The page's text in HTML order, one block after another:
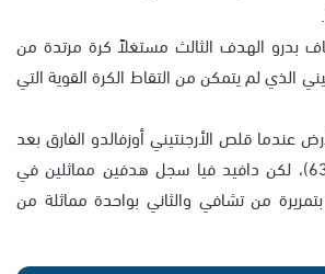
بدرو الهدف الثالث مستغلاً كرة مرتدة من
الذي لم يتمكن من التقاط الكرة القوية التي
عندما قلص الأرجنتيني أوزفالدو الفارق بعد
هجمة مرتدة سريعة (63)، لكن دافيد فيا سجل هدفين مماثلين في
بتمريرة من تشافي والثاني بواحدة مماثلة من